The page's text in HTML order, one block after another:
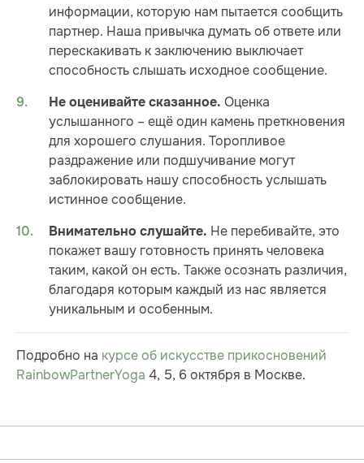
информации, которую нам пытается сообщить
партнер. Наша привычка думать об ответе или
перескакивать к заключению выключает
способность слышать исходное сообщение.
Не оценивайте сказанное. Оценка
услышанного – ещё один камень преткновения
для хорошего слушания. Торопливое
раздражение или подшучивание могут
заблокировать нашу способность услышать
истинное сообщение.
Внимательно слушайте. Не перебивайте, это
покажет вашу готовность принять человека
таким, какой он есть. Также осознать различия,
благодаря которым каждый из нас является
уникальным и особенным.
Подробно на курсе об искусстве прикосновений
RainbowPartnerYoga 4, 5, 6 октября в Москве.